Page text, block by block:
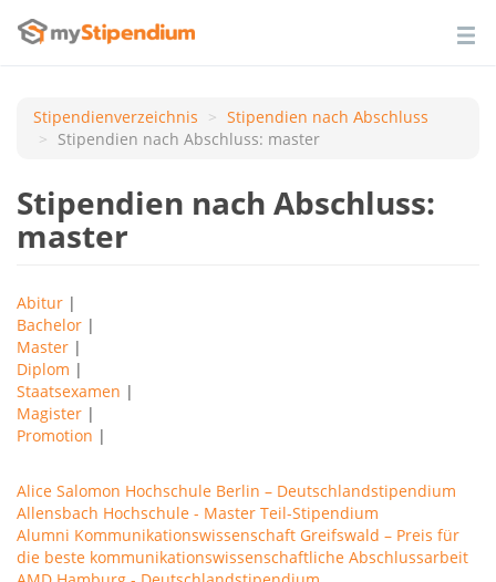
Stipendienverzeichnis
Stipendien nach Аbschluss
Stipendien nach Abschluss: master
Stipendien nach Abschluss:
master
Abitur |
Bachelor |
Master |
Diplom |
Staatsexamen |
Magister |
Promotion |
Alice Salomon Hochschule Berlin – Deutschlandstipendium
Allensbach Hochschule - Master Teil-Stipendium
Alumni Kommunikationswissenschaft Greifswald – Preis für
die beste kommunikationswissenschaftliche Abschlussarbeit